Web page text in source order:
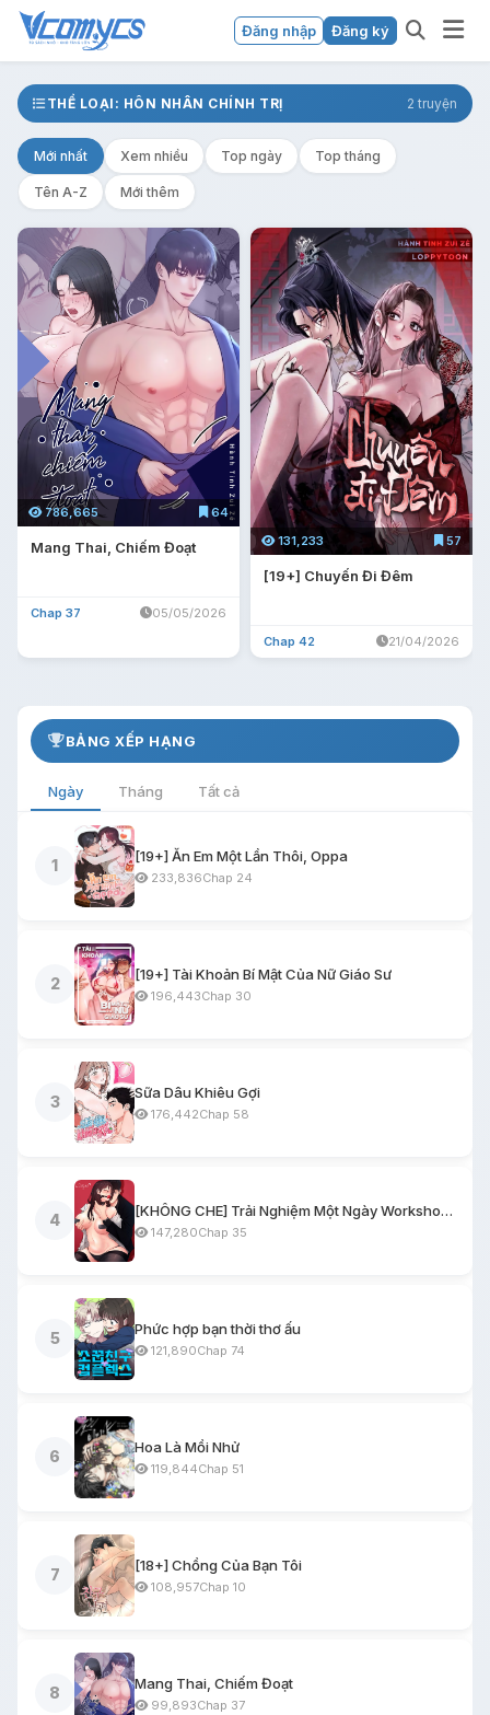
Đăng nhập Đăng ký
THỂ LOẠI: HÔN NHÂN CHÍNH TRỊ 2 truyện
Mới nhất Xem nhiều Top ngày Top tháng
Tên A-Z Mới thêm
786,665 64
Mang Thai, Chiếm Đoạt
Chap 37 05/05/2026
131,233 57
[19+] Chuyến Đi Đêm
Chap 42 21/04/2026
BẢNG XẾP HẠNG
Ngày Tháng Tất cả
1
[19+] Ăn Em Một Lần Thôi, Oppa
233,836Chap 24
2
[19+] Tài Khoản Bí Mật Của Nữ Giáo Sư
196,443Chap 30
3
Sữa Dâu Khiêu Gợi
176,442Chap 58
4
[KHÔNG CHE] Trải Nghiệm Một Ngày Workshop BDSM
147,280Chap 35
5
Phức hợp bạn thời thơ ấu
121,890Chap 74
6
Hoa Là Mồi Nhử
119,844Chap 51
7
[18+] Chồng Của Bạn Tôi
108,957Chap 10
8
Mang Thai, Chiếm Đoạt
99,893Chap 37